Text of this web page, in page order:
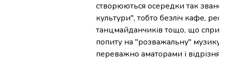
створюються осередки так
культури", тобто безліч кафе,
танцмайданчиків тощо, що
попиту на "розважальну" музику,
переважно аматорами і